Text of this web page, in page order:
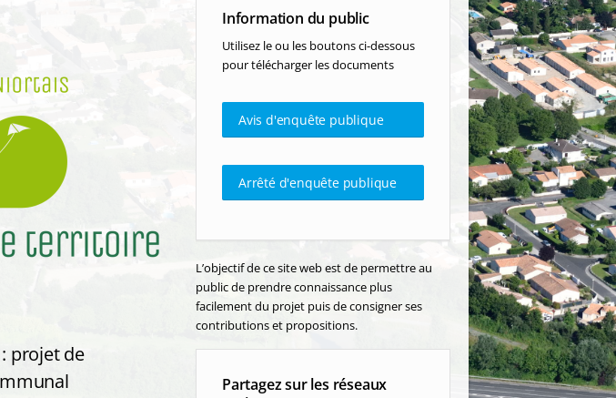
: projet de
Information du public
Utilisez le ou les boutons ci-dessous
pour télécharger les documents
Avis d'enquête publique
Arrêté d'enquête publique
L’objectif de ce site web est de permettre au
public de prendre connaissance plus
facilement du projet puis de consigner ses
contributions et propositions.
Partagez sur les réseaux